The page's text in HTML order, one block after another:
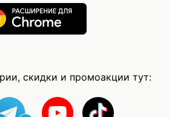
скидки и промоакции тут: